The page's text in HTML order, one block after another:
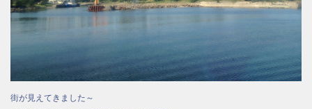
街が見えてきました～